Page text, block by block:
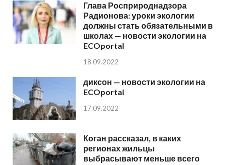
Глава Росприроднадзора
Радионова: уроки экологии
должны стать обязательными в
школах — новости экологии на
ECOportal
18.09.2022
диксон — новости экологии на
ECOportal
17.09.2022
Коган рассказал, в каких
регионах жильцы
выбрасывают меньше всего